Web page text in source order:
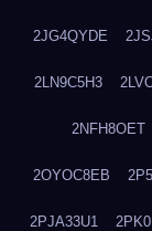
2JG4QYDE
2LN9C5H3
2NFH8OET
2OYOC8EB
2PJA33U1